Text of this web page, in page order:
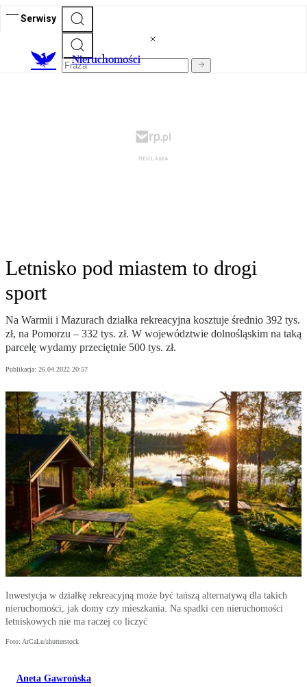
Serwisy
Nieruchomości
Letnisko pod miastem to drogi
sport
Na Warmii i Mazurach działka rekreacyjna kosztuje średnio 392 tys.
zł, na Pomorzu – 332 tys. zł. W województwie dolnośląskim na taką
parcelę wydamy przeciętnie 500 tys. zł.
Publikacja: 26.04.2022 20:57
Inwestycja w działkę rekreacyjną może być tańszą alternatywą dla takich
nieruchomości, jak domy czy mieszkania. Na spadki cen nieruchomości
letniskowych nie ma raczej co liczyć
Foto: ArCaLu/shutterstock
Aneta Gawrońska